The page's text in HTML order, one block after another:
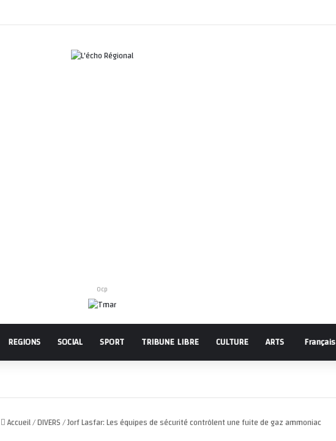
Ocp
REGIONS SOCIAL SPORT TRIBUNE LIBRE CULTURE ARTS Français
Accueil/DIVERS/Jorf Lasfar: Les équipes de sécurité contrôlent une fuite de gaz ammoniac